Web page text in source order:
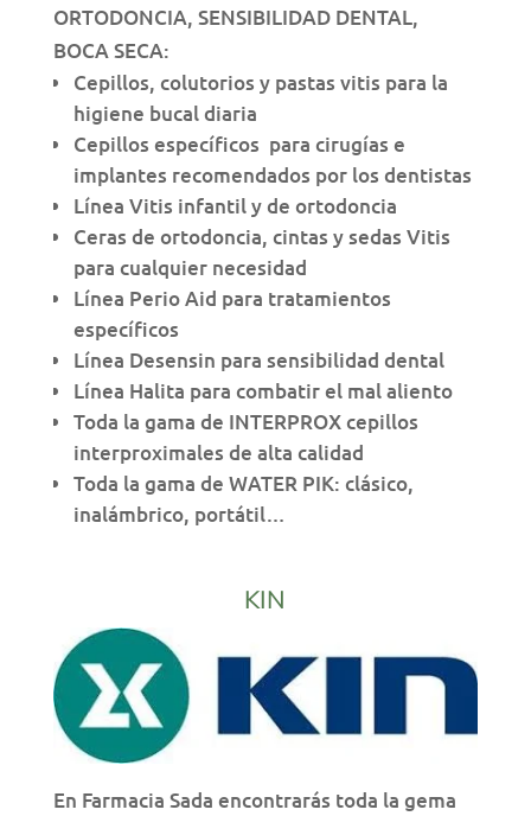
ORTODONCIA, SENSIBILIDAD DENTAL,
BOCA SECA:
Cepillos, colutorios y pastas vitis para la
higiene bucal diaria
Cepillos específicos para cirugías e
implantes recomendados por los dentistas
Línea Vitis infantil y de ortodoncia
Ceras de ortodoncia, cintas y sedas Vitis
para cualquier necesidad
Línea Perio Aid para tratamientos
específicos
Línea Desensin para sensibilidad dental
Línea Halita para combatir el mal aliento
Toda la gama de INTERPROX cepillos
interproximales de alta calidad
Toda la gama de WATER PIK: clásico,
inalámbrico, portátil…
KIN
En Farmacia Sada encontrarás toda la gema